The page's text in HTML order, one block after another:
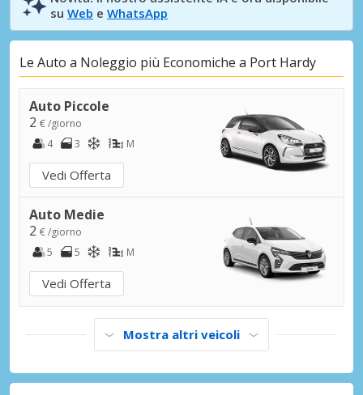
su Web e WhatsApp
Le Auto a Noleggio più Economiche a Port Hardy
Auto Piccole
2 € /giorno
4
3 M
Vedi Offerta
Auto Medie
2 € /giorno
5
5 M
Vedi Offerta
Mostra altri veicoli